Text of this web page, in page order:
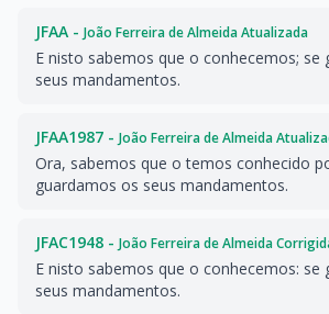
JFAA - João Ferreira de Almeida Atualizada
E nisto sabemos que o conhecemos; se
seus mandamentos.
JFAA1987 - João Ferreira de Almeida
Ora, sabemos que o temos conhecido
guardamos os seus mandamentos.
JFAC1948 - João Ferreira de Almeida
E nisto sabemos que o conhecemos: se
seus mandamentos.